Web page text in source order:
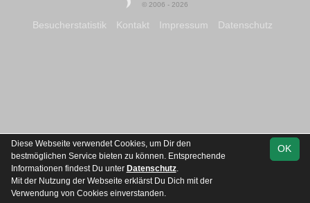
© 2006 - 2026
Besucherstatistik Kontakt Impressum Datenschutz
OK
Diese Webseite verwendet Cookies, um Dir den
bestmöglichen Service bieten zu können. Entsprechende
Informationen findest Du unter Datenschutz.
Mit der Nutzung der Webseite erklärst Du Dich mit der
Verwendung von Cookies einverstanden.